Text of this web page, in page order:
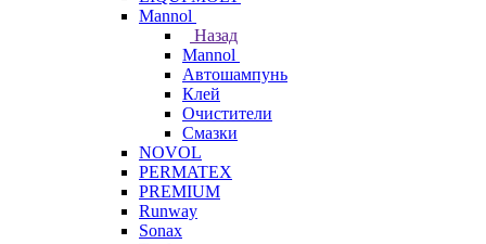
Mannol
Назад
Mannol
Автошампунь
Клей
Очистители
Смазки
NOVOL
PERMATEX
PREMIUM
Runway
Sonax